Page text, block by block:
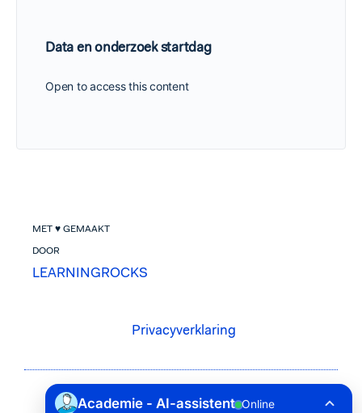
Data en onderzoek startdag
Open to access this content
MET ♥ GEMAAKT
DOOR
LEARNINGROCKS
Privacyverklaring